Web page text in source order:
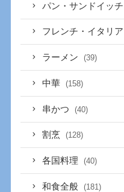
パン・サンドイッチ
フレンチ・イタリ
ラーメン (39)
中華 (158)
串かつ (40)
割烹 (128)
各国料理 (40)
和食全般 (181)